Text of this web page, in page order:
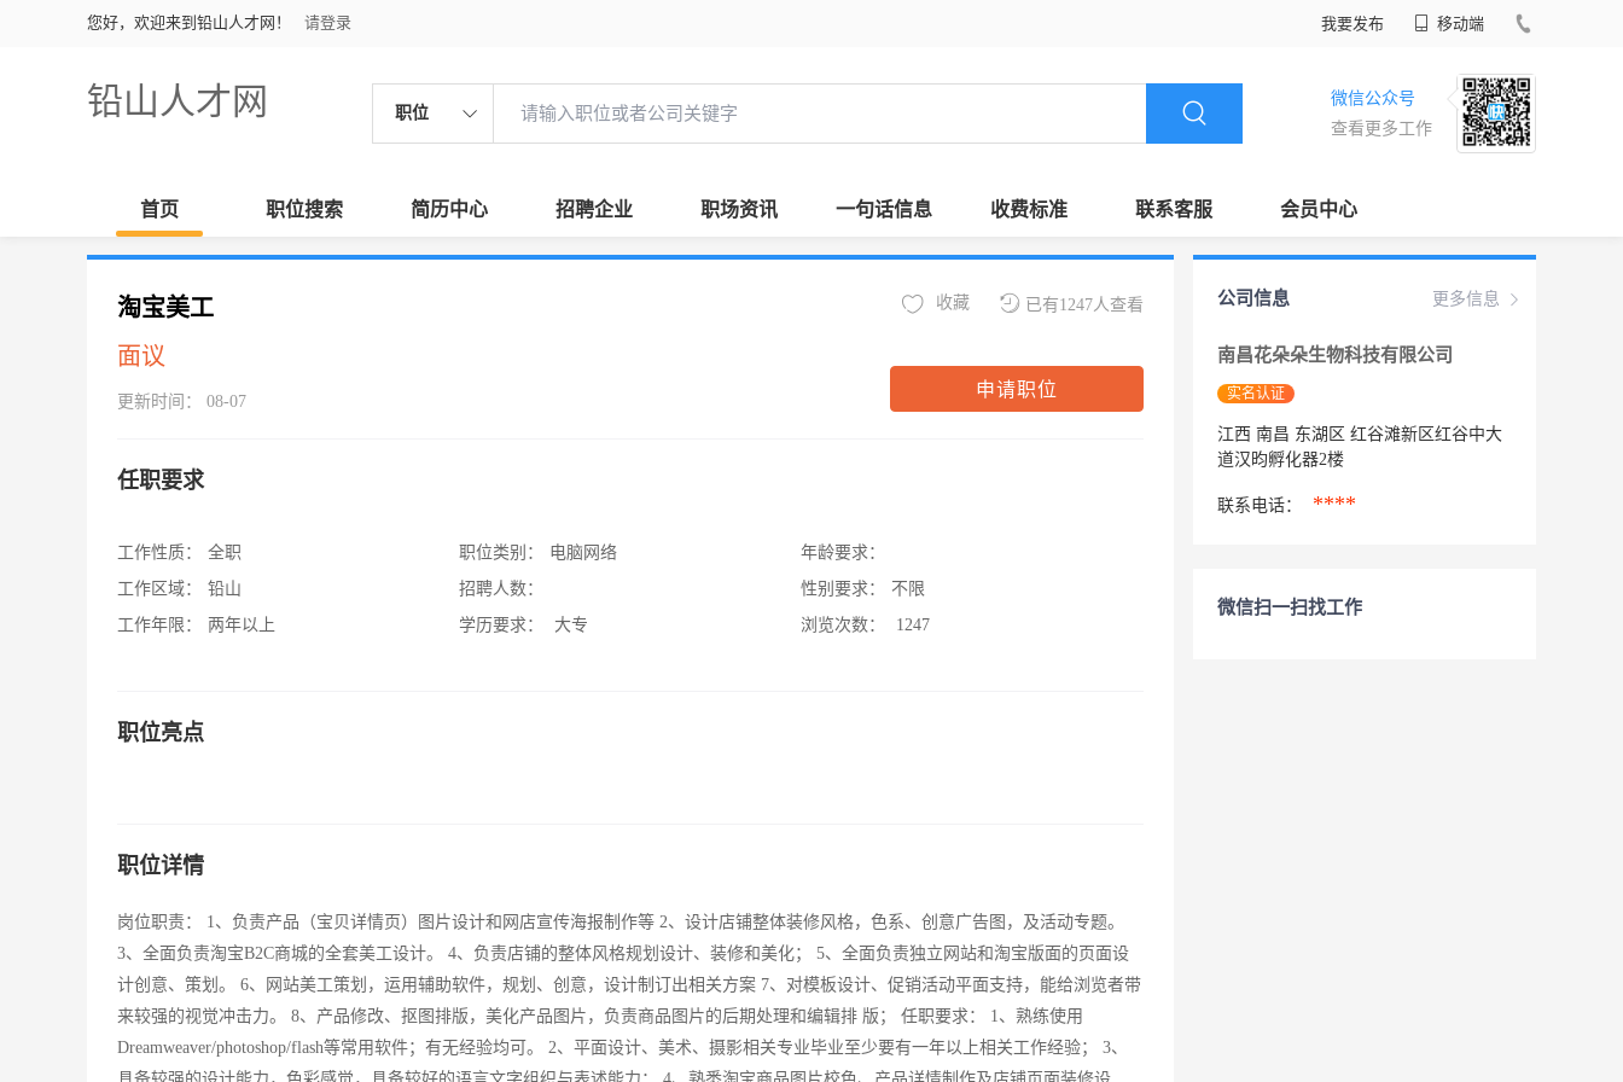
您好，欢迎来到铅山人才网！ 请登录 我要发布 移动端
铅山人才网 职位
微信公众号
查看更多工作
首页 职位搜索 简历中心 招聘企业 职场资讯 一句话信息 收费标准 联系客服 会员中心
淘宝美工
面议
更新时间： 08-07
已有1247人查看
收藏
申请职位
任职要求
工作性质：
全职
工作区域：
铅山
工作年限：
两年以上
职位类别：
电脑网络
招聘人数：
学历要求：
大专
年龄要求：
性别要求：
不限
浏览次数：
1247
职位亮点
职位详情
岗位职责： 1、负责产品（宝贝详情页）图片设计和网店宣传海报制作等 2、设计店铺整体装修风格，色系、创意广告图，及活动专题。
3、全面负责淘宝B2C商城的全套美工设计。 4、负责店铺的整体风格规划设计、装修和美化； 5、全面负责独立网站和淘宝版面的页面设
计创意、策划。 6、网站美工策划，运用辅助软件，规划、创意，设计制订出相关方案 7、对模板设计、促销活动平面支持，能给浏览者带
来较强的视觉冲击力。 8、产品修改、抠图排版，美化产品图片，负责商品图片的后期处理和编辑排 版； 任职要求： 1、熟练使用
Dreamweaver/photoshop/flash等常用软件；有无经验均可。 2、平面设计、美术、摄影相关专业毕业至少要有一年以上相关工作经验； 3、
更多信息
公司信息
南昌花朵朵生物科技有限公司
实名认证
江西 南昌 东湖区 红谷滩新区红谷中大
道汉昀孵化器2楼
联系电话： ****
微信扫一扫找工作